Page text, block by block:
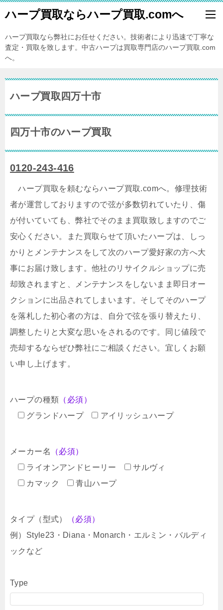
ハープ買取ならハープ買取.comへ
ハープ買取なら弊社にお任せください。技術者により迅速で丁寧な
査定・買取を致します。中古ハープは買取専門店のハープ買取.com
へ。
ハープ買取四万十市
四万十市のハープ買取
0120-243-416
ハープ買取を頼むならハープ買取.comへ。修理技術
者が運営しておりますので弦が多数切れていたり、傷
が付いていても、弊社でそのまま買取致しますのでご
安心ください。また買取らせて頂いたハープは、しっ
かりとメンテナンスをして次のハープ愛好家の方へ大
事にお届け致します。他社のリサイクルショップに売
却致されますと、メンテナンスをしないまま即日オー
クションに出品されてしまいます。そしてそのハープ
を落札した初心者の方は、自分で弦を張り替えたり、
調整したりと大変な思いをされるのです。同じ値段で
売却するならぜひ弊社にご相談ください。宜しくお願
い申し上げます。
ハープの種類 （必須）
グランドハープ
アイリッシュハープ
メーカー名
（必須）
ライオンアンドヒーリー
サルヴィ
カマック
青山ハープ
タイプ（型式）
（必須）
例）Style23・Diana・Monarch・エルミン・バルディ
ックなど
Type